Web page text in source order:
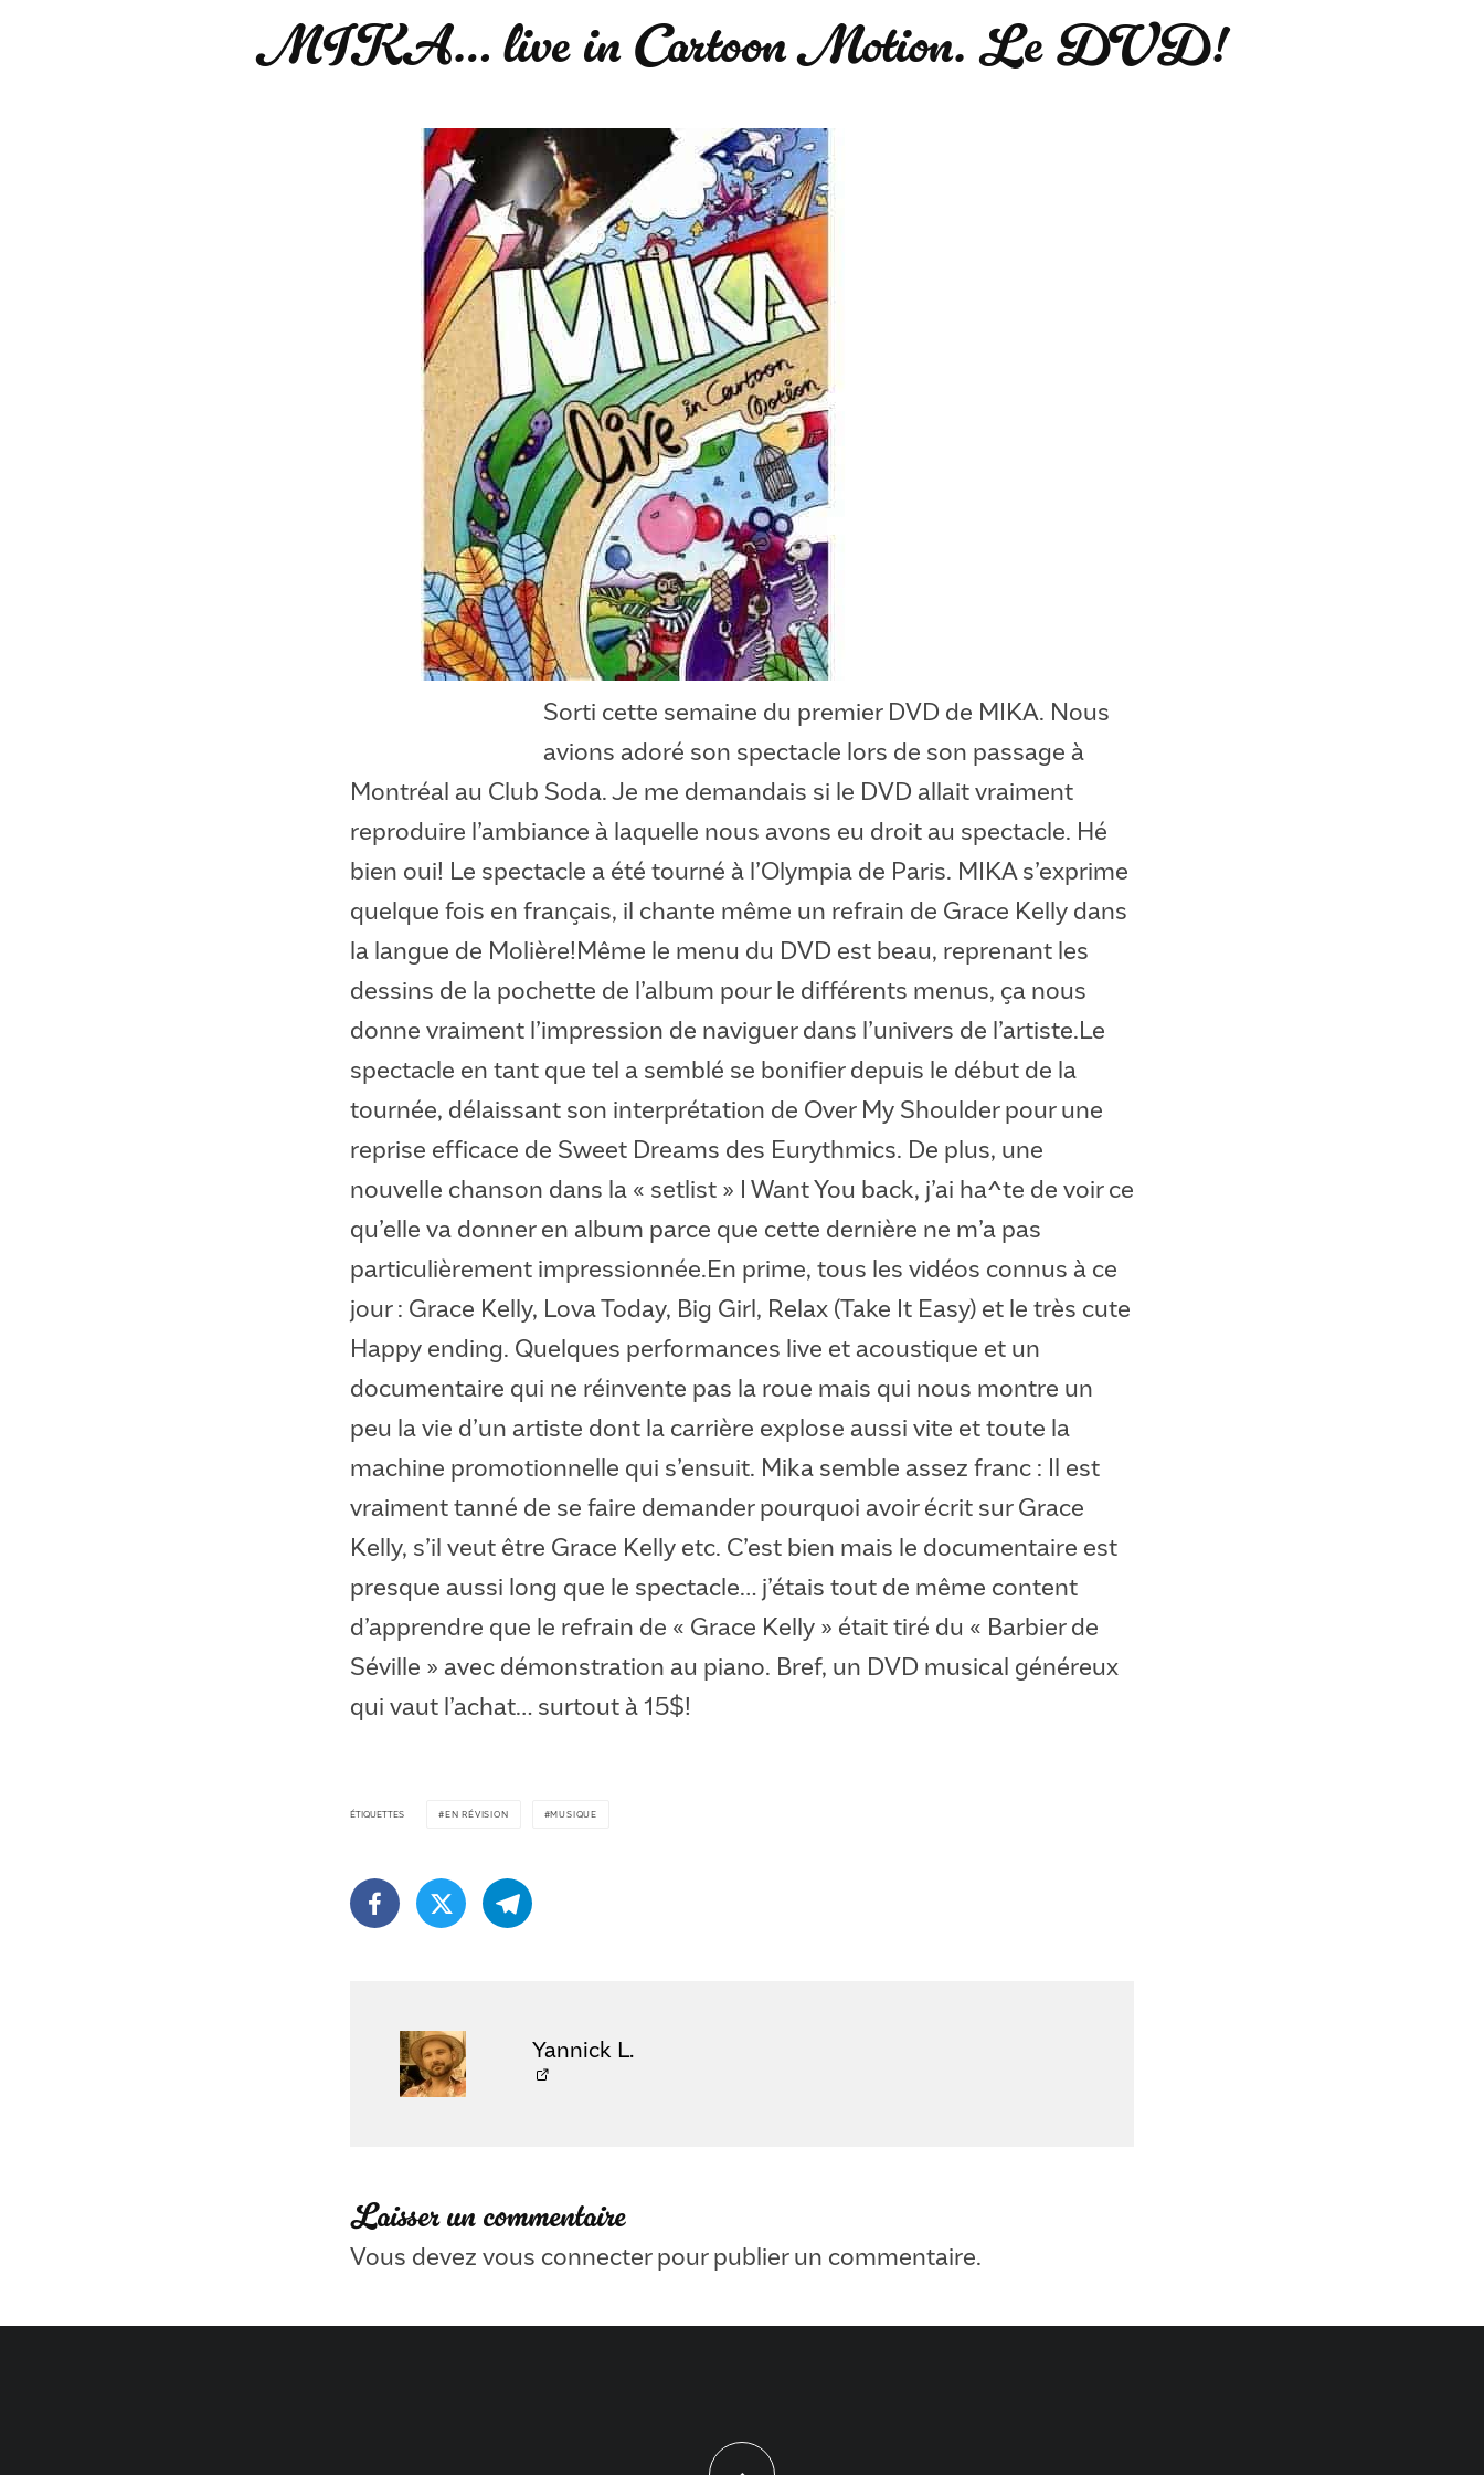
MIKA… live in Cartoon Motion. Le DVD!
Sorti cette semaine du premier DVD de MIKA. Nous
avions adoré son spectacle lors de son passage à
Montréal au Club Soda. Je me demandais si le DVD allait vraiment
reproduire l’ambiance à laquelle nous avons eu droit au spectacle. Hé
bien oui! Le spectacle a été tourné à l’Olympia de Paris. MIKA s’exprime
quelque fois en français, il chante même un refrain de Grace Kelly dans
la langue de Molière!Même le menu du DVD est beau, reprenant les
dessins de la pochette de l’album pour le différents menus, ça nous
donne vraiment l’impression de naviguer dans l’univers de l’artiste.Le
spectacle en tant que tel a semblé se bonifier depuis le début de la
tournée, délaissant son interprétation de Over My Shoulder pour une
reprise efficace de Sweet Dreams des Eurythmics. De plus, une
nouvelle chanson dans la « setlist » I Want You back, j’ai ha^te de voir ce
qu’elle va donner en album parce que cette dernière ne m’a pas
particulièrement impressionnée.En prime, tous les vidéos connus à ce
jour : Grace Kelly, Lova Today, Big Girl, Relax (Take It Easy) et le très cute
Happy ending. Quelques performances live et acoustique et un
documentaire qui ne réinvente pas la roue mais qui nous montre un
peu la vie d’un artiste dont la carrière explose aussi vite et toute la
machine promotionnelle qui s’ensuit. Mika semble assez franc : Il est
vraiment tanné de se faire demander pourquoi avoir écrit sur Grace
Kelly, s’il veut être Grace Kelly etc. C’est bien mais le documentaire est
presque aussi long que le spectacle… j’étais tout de même content
d’apprendre que le refrain de « Grace Kelly » était tiré du « Barbier de
Séville » avec démonstration au piano. Bref, un DVD musical généreux
qui vaut l’achat… surtout à 15$!
ÉTIQUETTES EN RÉVISION MUSIQUE
Yannick L.
Laisser un commentaire
Vous devez vous connecterpour publier un commentaire.